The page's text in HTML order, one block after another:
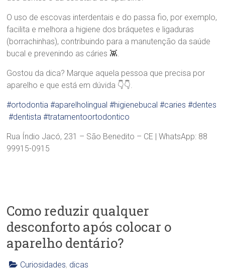
o
O uso de escovas interdentais e do passa fio, por exemplo,
facilita e melhora a higiene dos bráquetes e ligaduras
(borrachinhas), contribuindo para a manutenção da saúde
bucal e prevenindo as cáries 👾.
Gostou da dica? Marque aquela pessoa que precisa por
aparelho e que está em dúvida 👇👇.
#ortodontia #aparelholingual #higienebucal #caries #dentes
#dentista #tratamentoortodontico
Rua Índio Jacó, 231 – São Benedito – CE | WhatsApp: 88
99915-0915
Como reduzir qualquer
desconforto após colocar o
aparelho dentário?
Curiosidades, dicas